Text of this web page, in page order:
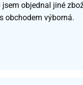
objednal jiné
obchodem výborná.